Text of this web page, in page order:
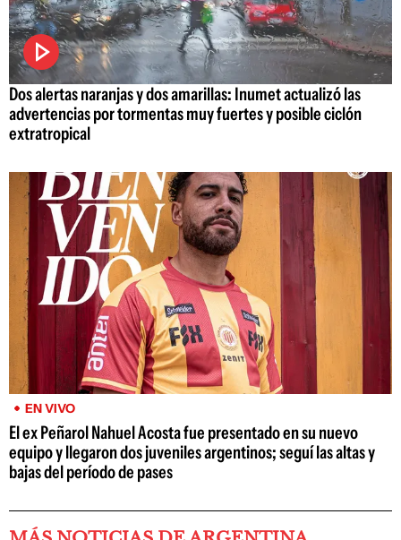
Dos alertas naranjas y dos amarillas: Inumet actualizó las
advertencias por tormentas muy fuertes y posible ciclón
extratropical
EN VIVO
El ex Peñarol Nahuel Acosta fue presentado en su nuevo
equipo y llegaron dos juveniles argentinos; seguí las altas y
bajas del período de pases